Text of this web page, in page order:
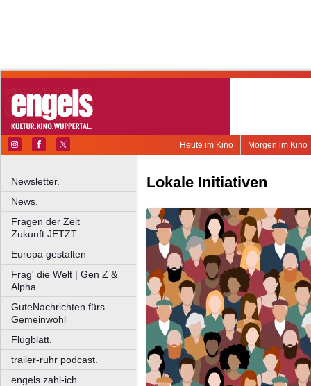
Morgen im Kino
Heute im Kino
Newsletter.
News.
Fragen der Zeit
Zukunft JETZT
Europa gestalten
Frag' die Welt | Gen Z &
Alpha
GuteNachrichten fürs
Gemeinwohl
Flugblatt.
trailer-ruhr podcast.
engels zahl-ich.
Lokale Initiativen